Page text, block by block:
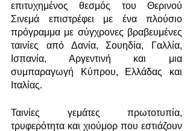
επιτυχημένος θεσμός του Θερινού
Σινεμά επιστρέφει με ένα πλούσιο
πρόγραμμα με σύγχρονες βραβευμένες
ταινίες από Δανία, Σουηδία, Γαλλία,
Ισπανία, Αργεντινή και μια
συμπαραγωγή Κύπρου, Ελλάδας και
Ιταλίας.
Ταινίες γεμάτες πρωτοτυπία,
τρυφερότητα και χιούμορ που εστιάζουν